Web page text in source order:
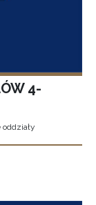
4-